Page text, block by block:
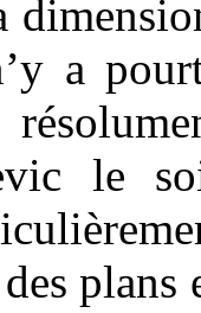
a
le
plans